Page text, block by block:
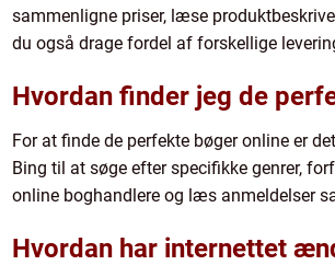
sammenligne priser, læse
du også drage fordel af forskellige
Hvordan finder jeg de
For at finde de perfekte bøger online er
Bing til at søge efter specifikke genrer,
online boghandlere og læs anmeldelser
Hvordan har internettet